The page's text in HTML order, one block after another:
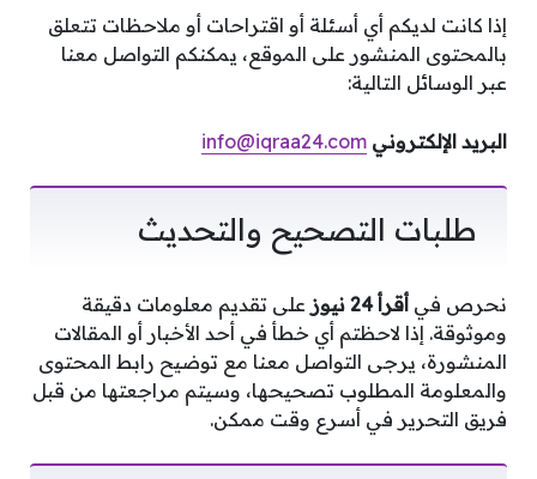
إذا كانت لديكم أي أسئلة أو اقتراحات أو ملاحظات تتعلق
بالمحتوى المنشور على الموقع، يمكنكم التواصل معنا
عبر الوسائل التالية:
البريد الإلكتروني info@iqraa24.com
طلبات التصحيح والتحديث
نحرص في أقرأ 24 نيوز
على تقديم معلومات دقيقة
وموثوقة. إذا لاحظتم أي خطأ في أحد الأخبار أو المقالات
المنشورة، يرجى التواصل معنا مع توضيح رابط المحتوى
والمعلومة المطلوب تصحيحها، وسيتم مراجعتها من قبل
فريق التحرير في أسرع وقت ممكن.